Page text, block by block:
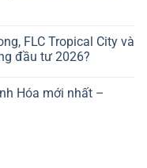
FLC Tropical City và
đầu tư 2026?
Hóa mới nhất –